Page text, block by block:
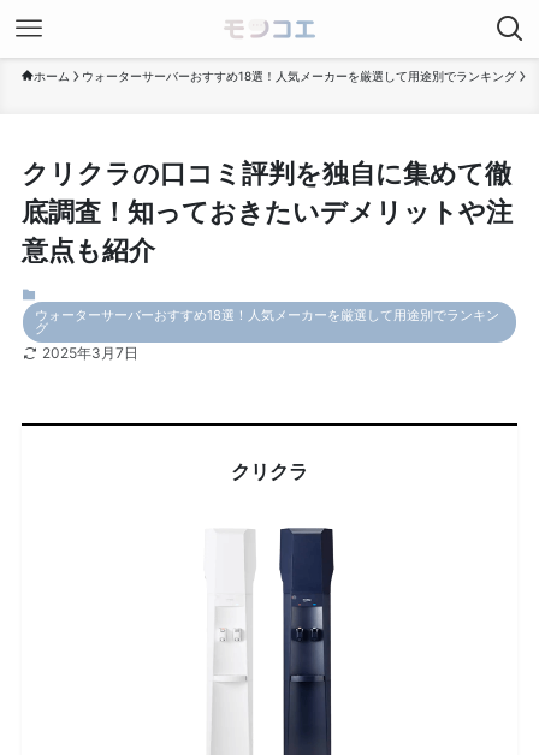
ホーム ウォーターサーバーおすすめ18選！人気メーカーを厳選して用途別でランキング
クリクラの口コミ評判を独自に集めて徹
底調査！知っておきたいデメリットや注
意点も紹介
ウォーターサーバーおすすめ18選！人気メーカーを厳選して用途別でランキン
グ
2025年3月7日
クリクラ